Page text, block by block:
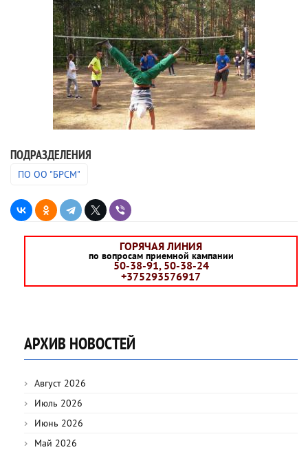
ПОДРАЗДЕЛЕНИЯ
ПО ОО "БРСМ"
ГОРЯЧАЯ ЛИНИЯ
по вопросам приемной кампании
50-38-91, 50-38-24
+375293576917
АРХИВ НОВОСТЕЙ
Август 2026
Июль 2026
Июнь 2026
Май 2026